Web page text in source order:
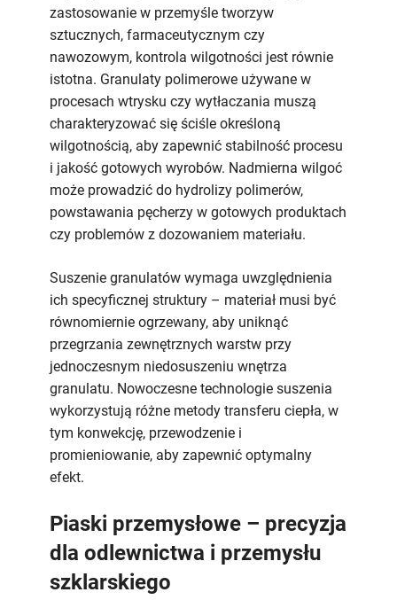
zastosowanie w przemyśle tworzyw
sztucznych, farmaceutycznym czy
nawozowym, kontrola wilgotności jest równie
istotna. Granulaty polimerowe używane w
procesach wtrysku czy wytłaczania muszą
charakteryzować się ściśle określoną
wilgotnością, aby zapewnić stabilność procesu
i jakość gotowych wyrobów. Nadmierna wilgoć
może prowadzić do hydrolizy polimerów,
powstawania pęcherzy w gotowych produktach
czy problemów z dozowaniem materiału.
Suszenie granulatów wymaga uwzględnienia
ich specyficznej struktury – materiał musi być
równomiernie ogrzewany, aby uniknąć
przegrzania zewnętrznych warstw przy
jednoczesnym niedosuszeniu wnętrza
granulatu. Nowoczesne technologie suszenia
wykorzystują różne metody transferu ciepła, w
tym konwekcję, przewodzenie i
promieniowanie, aby zapewnić optymalny
efekt.
Piaski przemysłowe – precyzja
dla odlewnictwa i przemysłu
szklarskiego